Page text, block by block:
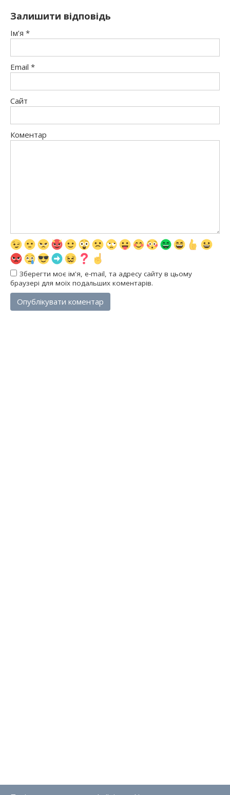
Залишити відповідь
Ім’я *
Email *
Сайт
Коментар
Зберегти моє ім'я, e-mail, та адресу сайту в цьому
браузері для моїх подальших коментарів.